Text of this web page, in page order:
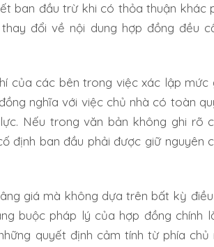
ban đầu trừ khi có thỏa thuận khác
đổi về nội dung hợp đồng đều
của các bên trong việc xác lập mức
nghĩa với việc chủ nhà có toàn
Nếu trong văn bản không ghi rõ
định ban đầu phải được giữ nguyên
giá mà không dựa trên bất kỳ
buộc pháp lý của hợp đồng chính
quyết định cảm tính từ phía chủ